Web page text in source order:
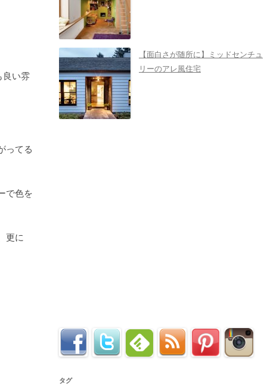
良い雰
ってる
で色を
更に
【面白さが随所に】ミッドセンチュ
リーのアレ風住宅
タグ